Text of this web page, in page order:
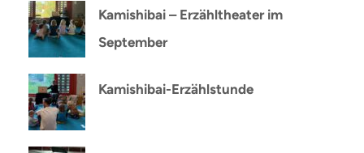
Kamishibai – Erzähltheater im
September
Kamishibai-Erzählstunde